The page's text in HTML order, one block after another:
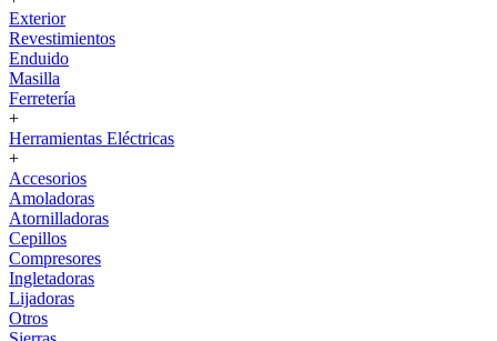
Exterior
Revestimientos
Enduido
Masilla
Ferretería
+
Herramientas Eléctricas
+
Accesorios
Amoladoras
Atornilladoras
Cepillos
Compresores
Ingletadoras
Lijadoras
Otros